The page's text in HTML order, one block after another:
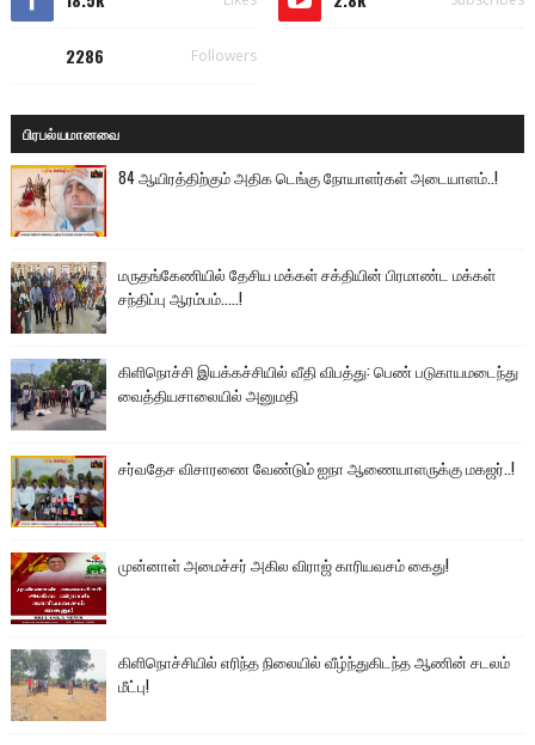
2286 Followers
பிரபல்யமானவை
84 ஆயிரத்திற்கும் அதிக டெங்கு நோயாளர்கள் அடையாளம்..!
மருதங்கேணியில் தேசிய மக்கள் சக்தியின் பிரமாண்ட மக்கள்
சந்திப்பு ஆரம்பம்.....!
கிளிநொச்சி இயக்கச்சியில் வீதி விபத்து: பெண் படுகாயமடைந்து
வைத்தியசாலையில் அனுமதி
சர்வதேச விசாரணை வேண்டும் ஐநா ஆணையாளருக்கு மகஜர்..!
முன்னாள் அமைச்சர் அகில விராஜ் காரியவசம் கைது!
கிளிநொச்சியில் எரிந்த நிலையில் வீழ்ந்துகிடந்த ஆணின் சடலம்
மீட்பு!